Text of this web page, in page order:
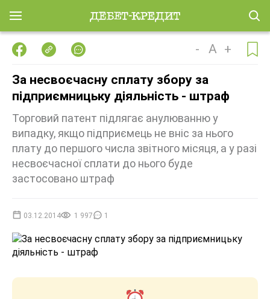
- A +
За несвоєчасну сплату збору за
підприємницьку діяльність - штраф
Торговий патент підлягає анулюванню у
випадку, якщо підприємець не вніс за нього
плату до першого числа звіт­ного місяця, а у разі
несвоєчасної сплати до нього буде
застосовано штраф
03.12.2014 1 997 1